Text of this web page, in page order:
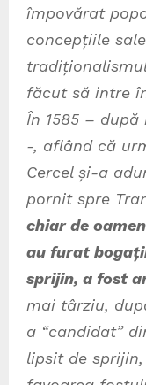
împovărat
concepțiile
făcut să intre
În 1585 –
-, aflând că
Cercel și-a
pornit spre
chiar de
au furat
sprijin, a fost
mai târziu,
a “candidat”
lipsit de